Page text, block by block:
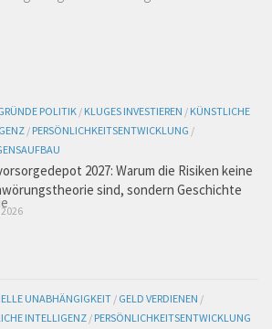
POLITIK / KLUGES INVESTIEREN / KÜNSTLICHE
/ PERSÖNLICHKEITSENTWICKLUNG /
2027: Warum die Risiken keine
sind, sondern Geschichte
UNABHÄNGIGKEIT / GELD VERDIENEN /
INTELLIGENZ / PERSÖNLICHKEITSENTWICKLUNG